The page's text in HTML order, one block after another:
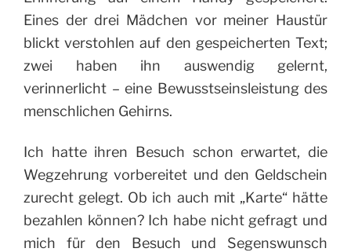
Eines der drei Mädchen vor meiner Haustür
blickt verstohlen auf den gespeicherten Text;
zwei haben ihn auswendig gelernt,
verinnerlicht – eine Bewusstseinsleistung des
menschlichen Gehirns.
Ich hatte ihren Besuch schon erwartet, die
Wegzehrung vorbereitet und den Geldschein
zurecht gelegt. Ob ich auch mit „Karte“ hätte
bezahlen können? Ich habe nicht gefragt und
mich für den Besuch und Segenswunsch